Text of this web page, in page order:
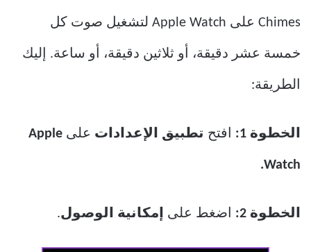
Chimes على Apple Watch لتشغيل صوت كل
خمسة عشر دقيقة، أو ثلاثين دقيقة، أو ساعة. إليك
الطريقة:
الخطوة 1: افتح تطبيق الإعدادات على Apple
Watch.
الخطوة 2: اضغط على إمكانية الوصول.